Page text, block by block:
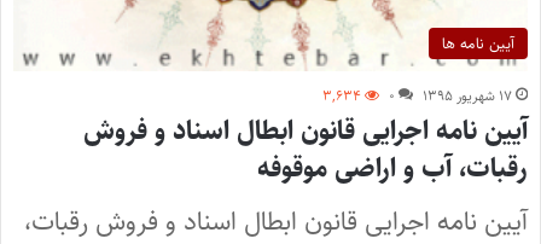
آیین نامه ها
۱۷ شهریور ۱۳۹۵ ۰ ۳,۶۳۴
آیین نامه اجرایی قانون ابطال اسناد و فروش
رقبات، آب و اراضی موقوفه
آیین نامه اجرایی قانون ابطال اسناد و فروش رقبات،